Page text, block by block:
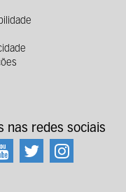
nas redes sociais